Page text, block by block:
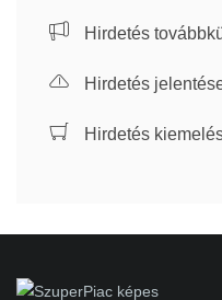
Hirdetés
Hirdetés
Hirdetés